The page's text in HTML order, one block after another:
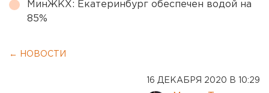
МинЖКХ: Екатеринбург обеспечен водой на
85%
← НОВОСТИ
16 ДЕКАБРЯ 2020 В 10:29